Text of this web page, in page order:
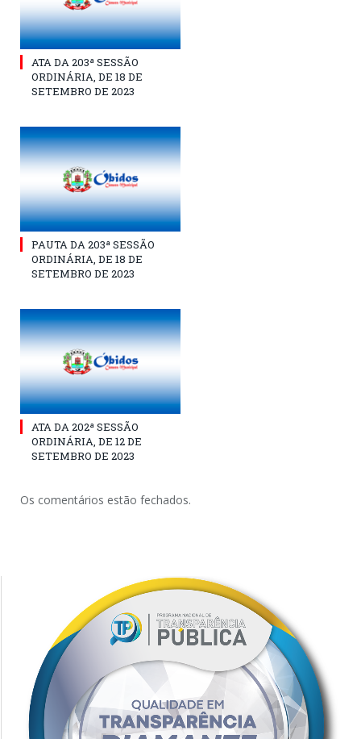
ATA DA 203ª SESSÃO
ORDINÁRIA, DE 18 DE
SETEMBRO DE 2023
PAUTA DA 203ª SESSÃO
ORDINÁRIA, DE 18 DE
SETEMBRO DE 2023
ATA DA 202ª SESSÃO
ORDINÁRIA, DE 12 DE
SETEMBRO DE 2023
Os comentários estão fechados.